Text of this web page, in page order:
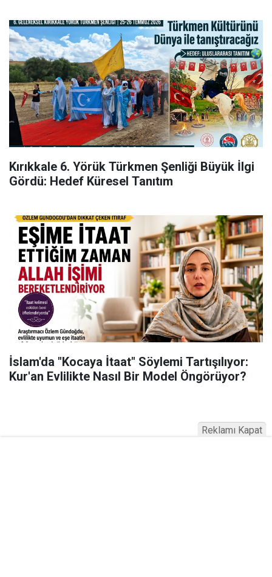
Kırıkkale 6. Yörük Türkmen Şenliği Büyük İlgi
Gördü: Hedef Küresel Tanıtım
İslam'da "Kocaya İtaat" Söylemi Tartışılıyor:
Kur'an Evlilikte Nasıl Bir Model Öngörüyor?
Reklamı Kapat